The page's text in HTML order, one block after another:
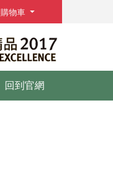
購物車
回到官網